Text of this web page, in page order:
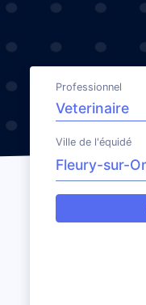
Professionnel
Ville de l'équidé